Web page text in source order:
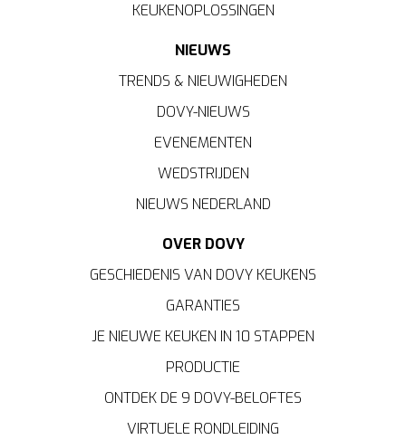
KEUKENOPLOSSINGEN
NIEUWS
TRENDS & NIEUWIGHEDEN
DOVY-NIEUWS
EVENEMENTEN
WEDSTRIJDEN
NIEUWS NEDERLAND
OVER DOVY
GESCHIEDENIS VAN DOVY KEUKENS
GARANTIES
JE NIEUWE KEUKEN IN 10 STAPPEN
PRODUCTIE
ONTDEK DE 9 DOVY-BELOFTES
VIRTUELE RONDLEIDING